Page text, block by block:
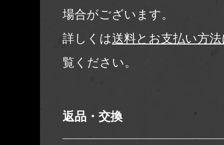
場合がございます。
詳しくは送料とお支払い方
覧ください。
返品・交換